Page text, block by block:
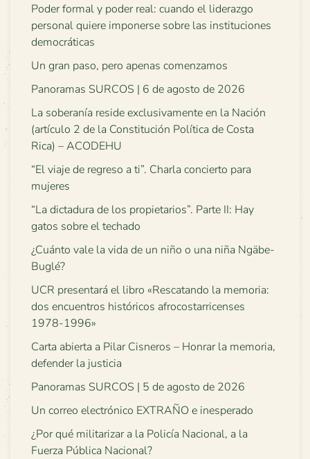
Poder formal y poder real: cuando el liderazgo
personal quiere imponerse sobre las instituciones
democráticas
Un gran paso, pero apenas comenzamos
Panoramas SURCOS | 6 de agosto de 2026
La soberanía reside exclusivamente en la Nación
(artículo 2 de la Constitución Política de Costa
Rica) – ACODEHU
“El viaje de regreso a ti”. Charla concierto para
mujeres
“La dictadura de los propietarios”. Parte II: Hay
gatos sobre el techado
¿Cuánto vale la vida de un niño o una niña Ngäbe-
Buglé?
UCR presentará el libro «Rescatando la memoria:
dos encuentros históricos afrocostarricenses
1978-1996»
Carta abierta a Pilar Cisneros – Honrar la memoria,
defender la justicia
Panoramas SURCOS | 5 de agosto de 2026
Un correo electrónico EXTRAÑO e inesperado
¿Por qué militarizar a la Policía Nacional, a la
Fuerza Pública Nacional?